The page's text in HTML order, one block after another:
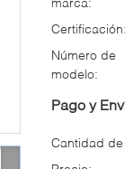
Certificación:
Número de
modelo:
Pago y
Cantidad